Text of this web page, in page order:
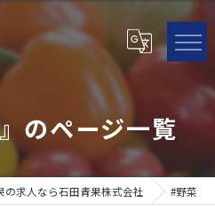
のページ一覧
の求人なら石田青果株式会社 #野菜